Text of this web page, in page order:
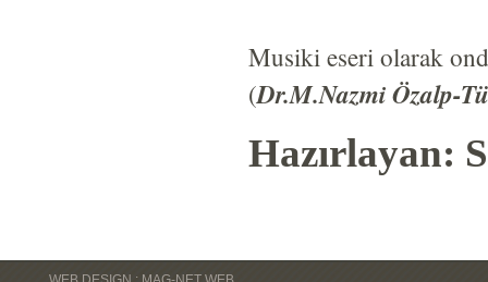
Musiki eseri olarak
(Dr.M.Nazmi Özalp-
Hazırlayan: